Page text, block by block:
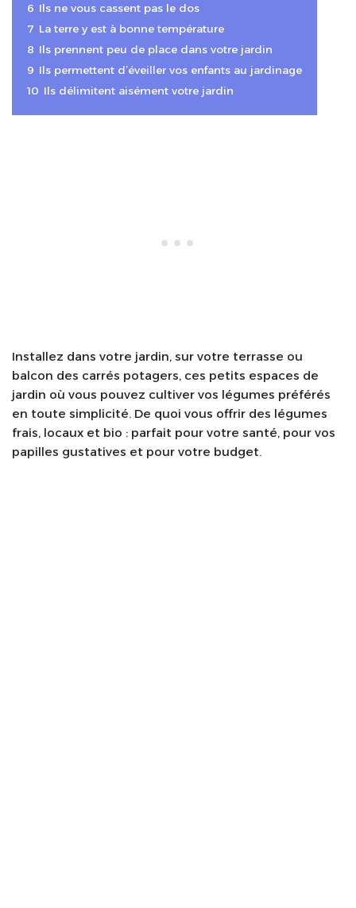
6 Ils ne vous cassent pas le dos
7 La terre y est à bonne température
8 Ils prennent peu de place dans votre jardin
9 Ils permettent d’éveiller vos enfants au jardinage
10 Ils délimitent aisément votre jardin
Installez dans votre jardin, sur votre terrasse ou
balcon des carrés potagers, ces petits espaces de
jardin où vous pouvez cultiver vos légumes préférés
en toute simplicité. De quoi vous offrir des légumes
frais, locaux et bio : parfait pour votre santé, pour vos
papilles gustatives et pour votre budget.